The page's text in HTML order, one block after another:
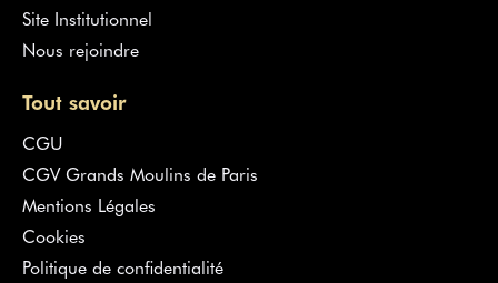
Site Institutionnel
Nous rejoindre
Tout savoir
CGU
CGV Grands Moulins de Paris
Mentions Légales
Cookies
Politique de confidentialité